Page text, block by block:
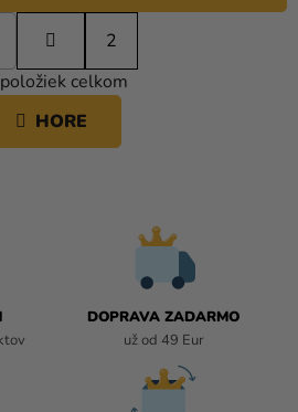
O
V
L
Á
S
t
r
á
k
o
2
položiek celkom
HORE
DOPRAVA ZADARMO
už od 49 Eur